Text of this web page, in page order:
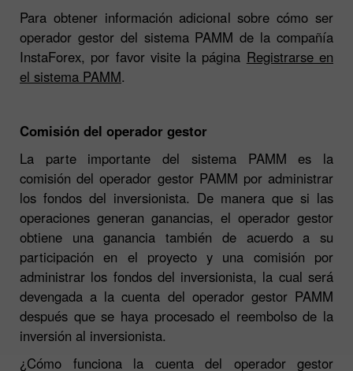
Para obtener información adicional sobre cómo ser
operador gestor del sistema PAMM de la compañía
InstaForex, por favor visite la página Registrarse en
el sistema PAMM.
Comisión del operador gestor
La parte importante del sistema PAMM es la
comisión del operador gestor PAMM por administrar
los fondos del inversionista. De manera que si las
operaciones generan ganancias, el operador gestor
obtiene una ganancia también de acuerdo a su
participación en el proyecto y una comisión por
administrar los fondos del inversionista, la cual será
devengada a la cuenta del operador gestor PAMM
después que se haya procesado el reembolso de la
inversión al inversionista.
¿Cómo funciona la cuenta del operador gestor